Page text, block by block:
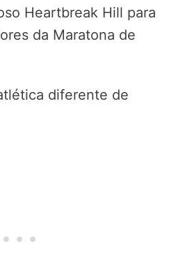
Heartbreak Hill para
da Maratona de
diferente de